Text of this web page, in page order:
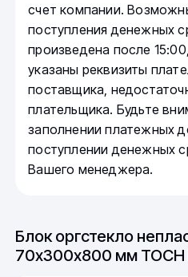
счет компании.
поступления денежных
произведена после
указаны реквизиты
поставщика,
плательщика. Будьте
заполнении платежных
поступлении денежных
Вашего менеджера.
Блок оргстекло
70х300х800 мм ТОСН